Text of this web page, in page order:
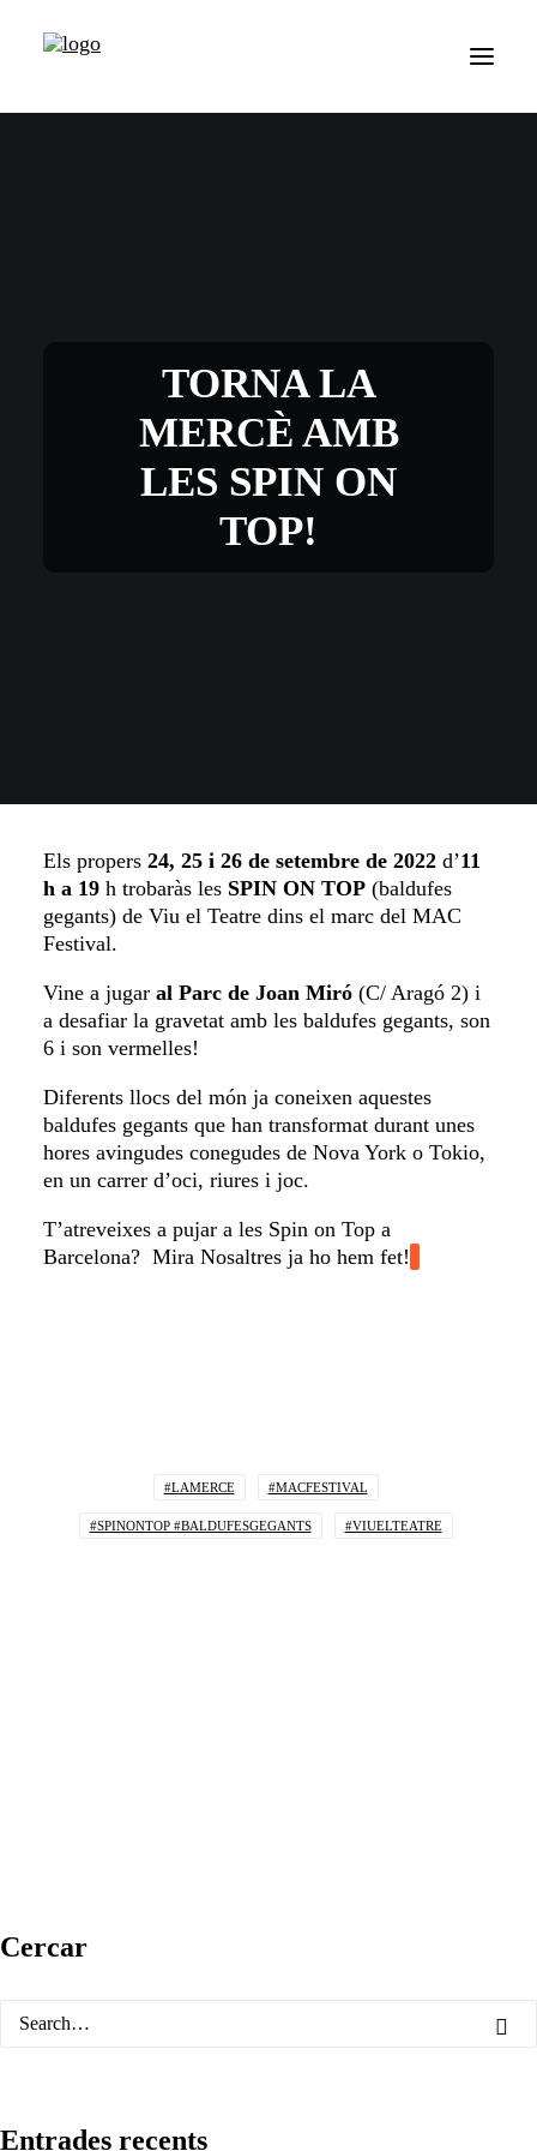
TORNA LA
MERCÈ AMB
LES SPIN ON
TOP!
Els propers 24, 25 i 26 de setembre de 2022 d’11
h a 19 h trobaràs les SPIN ON TOP (baldufes
gegants) de Viu el Teatre dins el marc del MAC
Festival.
Vine a jugar al Parc de Joan Miró (C/ Aragó 2) i
a desafiar la gravetat amb les baldufes gegants, son
6 i son vermelles!
Diferents llocs del món ja coneixen aquestes
baldufes gegants que han transformat durant unes
hores avingudes conegudes de Nova York o Tokio,
en un carrer d’oci, riures i joc.
T’atreveixes a pujar a les Spin on Top a
Barcelona? Mira Nosaltres ja ho hem fet!
#LAMERCE #MACFESTIVAL
#SPINONTOP #BALDUFESGEGANTS #VIUELTEATRE
Cercar
Entrades recents